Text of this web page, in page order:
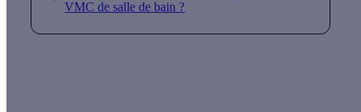
VMC de salle de bain ?